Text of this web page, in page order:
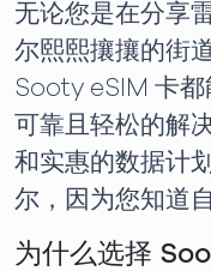
无论您是在分享
尔熙熙攘攘的街
Sooty eSIM 卡
可靠且轻松的解
和实惠的数据计
尔，因为您知道
为什么选择